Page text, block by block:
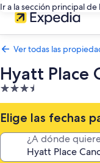
Ir a la sección principal de
Ver todas las
Hyatt Place
Propiedad
de
3.5
estrellas
Elige las fechas
¿A dónde